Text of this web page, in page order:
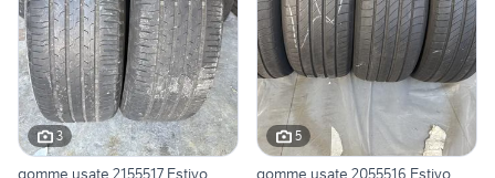
3
gomme usate 2155517 Estivo
5
gomme usate 2055516 Estivo